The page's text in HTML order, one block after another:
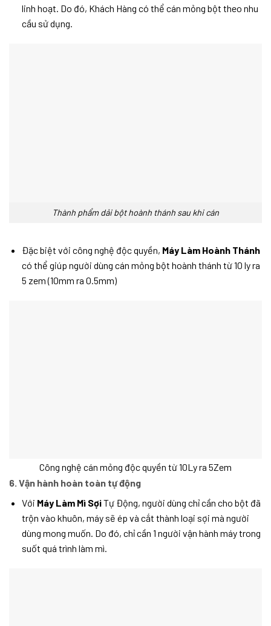
linh hoạt. Do đó, Khách Hàng có thể cán mỏng bột theo nhu
cầu sử dụng.
Thành phẩm dải bột hoành thánh sau khi cán
Đặc biệt với công nghệ độc quyền, Máy Làm Hoành Thánh
có thể giúp người dùng cán mỏng bột hoành thánh từ 10 ly ra
5 zem (10mm ra 0.5mm)
Công nghệ cán mỏng độc quyền từ 10Ly ra 5Zem
6. Vận hành hoàn toàn tự động
Với Máy Làm Mì SợiTự Động, người dùng chỉ cần cho bột đã
trộn vào khuôn, máy sẽ ép và cắt thành loại sợi mà người
dùng mong muốn. Do đó, chỉ cần 1 người vận hành máy trong
suốt quá trình làm mì.